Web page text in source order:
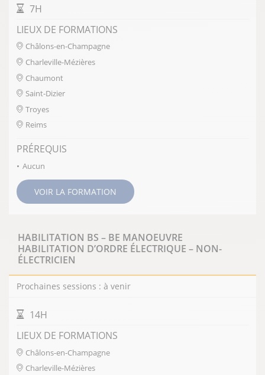
DURÉE DE LA FORMATION
7H
LIEUX DE FORMATIONS
Châlons-en-Champagne
Charleville-Mézières
Chaumont
Saint-Dizier
Troyes
Reims
PRÉREQUIS
Aucun
VOIR LA FORMATION
HABILITATION BS – BE MANOEUVRE
HABILITATION D’ORDRE ÉLECTRIQUE – NON-
ÉLECTRICIEN
Prochaines sessions : à venir
DURÉE DE LA FORMATION
14H
LIEUX DE FORMATIONS
Châlons-en-Champagne
Charleville-Mézières